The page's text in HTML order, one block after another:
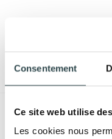
Consentement
Ce site web utilise
Les cookies nous